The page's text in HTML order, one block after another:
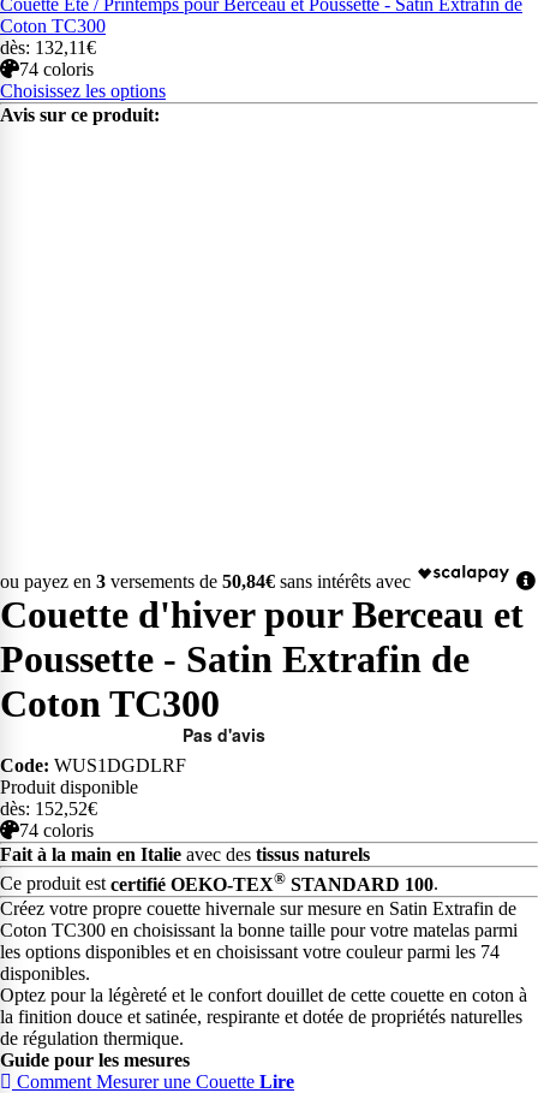
Couette Eté / Printemps pour Berceau et Poussette - Satin Extrafin de
Coton TC300
dès: 132,11€
74 coloris
Choisissez les options
Avis sur ce produit:
ou payez en 3 versements de 50,84€ sans intérêts avec
Couette d'hiver pour Berceau et
Poussette - Satin Extrafin de
Coton TC300
Code: WUS1DGDLRF
Produit disponible
dès: 152,52€
74 coloris
Fait à la main en Italie avec des tissus naturels
Ce produit estcertifié OEKO-TEX® STANDARD 100.
Créez votre propre couette hivernale sur mesure en Satin Extrafin de
Coton TC300 en choisissant la bonne taille pour votre matelas parmi
les options disponibles et en choisissant votre couleur parmi les 74
disponibles.
Optez pour la légèreté et le confort douillet de cette couette en coton à
la finition douce et satinée, respirante et dotée de propriétés naturelles
de régulation thermique.
Guide pour les mesures
Comment Mesurer une Couette Lire